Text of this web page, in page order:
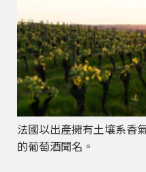
法國以出產擁有土壤系香
的葡萄酒聞名。